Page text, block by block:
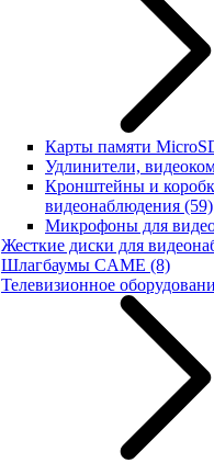
Карты памяти
Удлинители,
Кронштейны и
видеонаблюдения (59)
Микрофоны для
Жесткие диски для
Шлагбаумы CAME (8)
Телевизионное